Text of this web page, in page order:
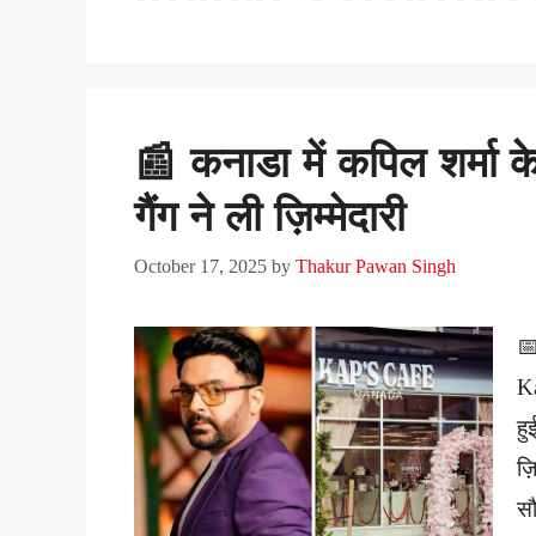
📰 कनाडा में कपिल शर्मा
गैंग ने ली ज़िम्मेदारी
October 17, 2025 by Thakur Pawan Singh